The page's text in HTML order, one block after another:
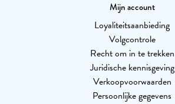
Mijn account
Loyaliteitsaanbieding
Volgcontrole
Recht om in te trekken
Juridische kennisgeving
Verkoopvoorwaarden
Persoonlijke gegevens